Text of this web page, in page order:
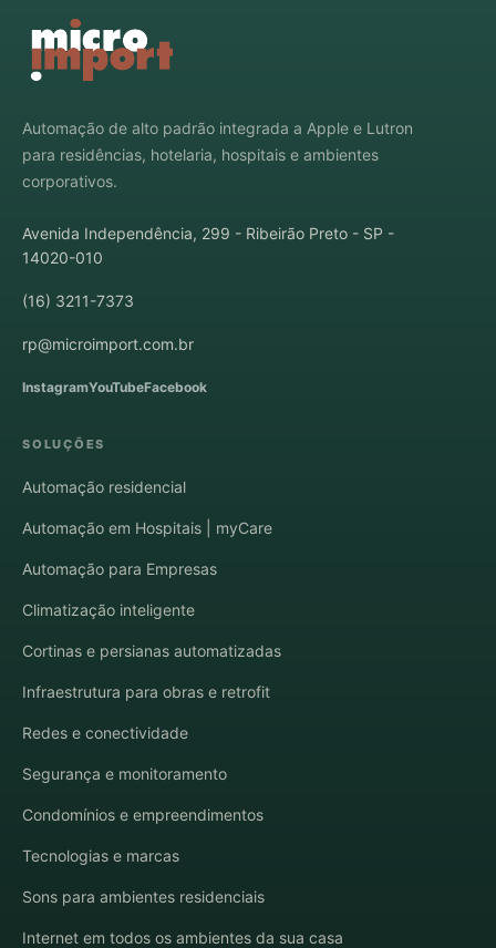
Automação de alto padrão integrada a Apple e Lutron
para residências, hotelaria, hospitais e ambientes
corporativos.
Avenida Independência, 299 - Ribeirão Preto - SP -
14020-010
(16) 3211-7373
rp@microimport.com.br
InstagramYouTubeFacebook
SOLUÇÕES
Automação residencial
Automação em Hospitais | myCare
Automação para Empresas
Climatização inteligente
Cortinas e persianas automatizadas
Infraestrutura para obras e retrofit
Redes e conectividade
Segurança e monitoramento
Condomínios e empreendimentos
Tecnologias e marcas
Sons para ambientes residenciais
Internet em todos os ambientes da sua casa